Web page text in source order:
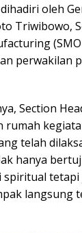
oleh
Triwibowo,
perwakilan
Section
rumah
telah
hanya
spiritual
langsung